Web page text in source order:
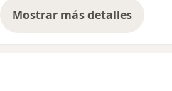
Mostrar más detalles
sobre la